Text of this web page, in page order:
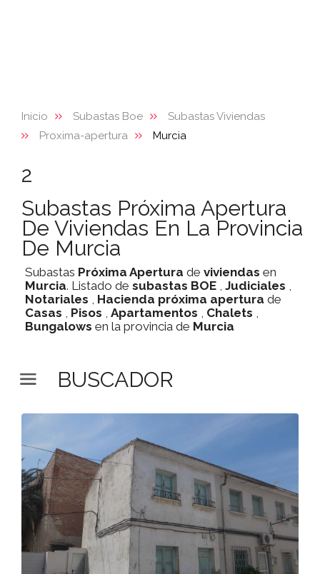
Inicio Subastas Boe
Subastas Viviendas
Proxima-apertura
Murcia
2
Subastas Próxima Apertura
De Viviendas En La Provincia
De Murcia
Subastas Próxima Apertura de viviendas en
Murcia. Listado de subastas BOE , Judiciales ,
Notariales , Hacienda próxima apertura de
Casas , Pisos , Apartamentos , Chalets ,
Bungalows en la provincia de Murcia
BUSCADOR